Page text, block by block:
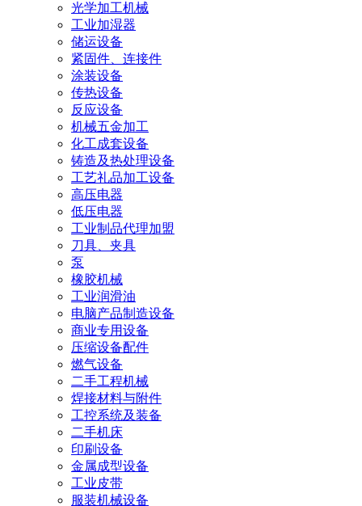
光学加工机械
工业加湿器
储运设备
紧固件、连接件
涂装设备
传热设备
反应设备
机械五金加工
化工成套设备
铸造及热处理设备
工艺礼品加工设备
高压电器
低压电器
工业制品代理加盟
刀具、夹具
泵
橡胶机械
工业润滑油
电脑产品制造设备
商业专用设备
压缩设备配件
燃气设备
二手工程机械
焊接材料与附件
工控系统及装备
二手机床
印刷设备
金属成型设备
工业皮带
服装机械设备